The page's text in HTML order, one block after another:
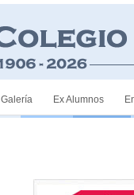
Galería Ex Alumnos